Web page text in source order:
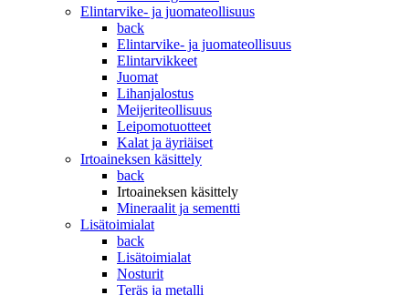
Elintarvike- ja juomateollisuus
back
Elintarvike- ja juomateollisuus
Elintarvikkeet
Juomat
Lihanjalostus
Meijeriteollisuus
Leipomotuotteet
Kalat ja äyriäiset
Irtoaineksen käsittely
back
Irtoaineksen käsittely
Mineraalit ja sementti
Lisätoimialat
back
Lisätoimialat
Nosturit
Teräs ja metalli